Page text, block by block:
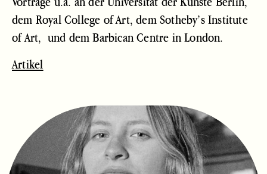
dem Royal College of Art, dem Sotheby’s Institute
of Art, und dem Barbican Centre in London.
Artikel